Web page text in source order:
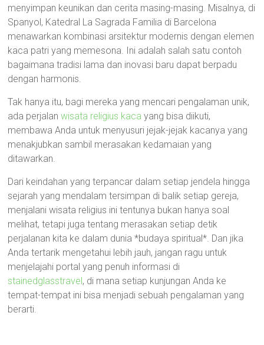
menyimpan keunikan dan cerita masing-masing. Misalnya, di
Spanyol, Katedral La Sagrada Familia di Barcelona
menawarkan kombinasi arsitektur modernis dengan elemen
kaca patri yang memesona. Ini adalah salah satu contoh
bagaimana tradisi lama dan inovasi baru dapat berpadu
dengan harmonis.
Tak hanya itu, bagi mereka yang mencari pengalaman unik,
ada perjalanwisata religius kaca yang bisa diikuti,
membawa Anda untuk menyusuri jejak-jejak kacanya yang
menakjubkan sambil merasakan kedamaian yang
ditawarkan.
Dari keindahan yang terpancar dalam setiap jendela hingga
sejarah yang mendalam tersimpan di balik setiap gereja,
menjalani wisata religius ini tentunya bukan hanya soal
melihat, tetapi juga tentang merasakan setiap detik
perjalanan kita ke dalam dunia *budaya spiritual*. Dan jika
Anda tertarik mengetahui lebih jauh, jangan ragu untuk
menjelajahi portal yang penuh informasi di
stainedglasstravel, di mana setiap kunjungan Anda ke
tempat-tempat ini bisa menjadi sebuah pengalaman yang
berarti.